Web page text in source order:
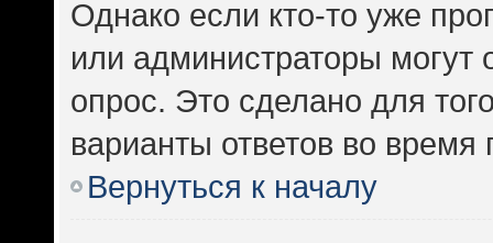
Однако если кто-то уже
или администраторы могут
опрос. Это сделано для
варианты ответов во время
Вернуться к началу